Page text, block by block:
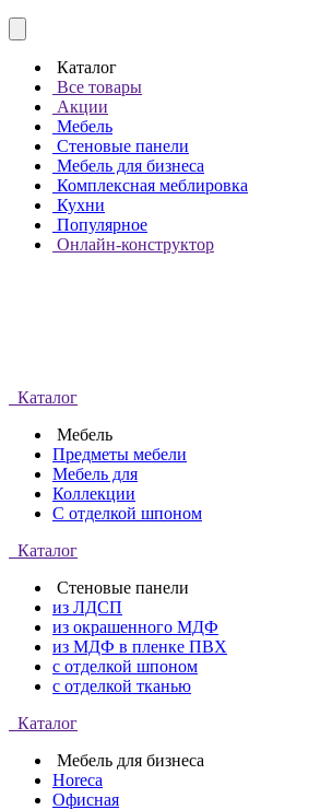
Каталог
Все товары
Акции
Мебель
Стеновые панели
Мебель для бизнеса
Комплексная меблировка
Кухни
Популярное
Онлайн-конструктор
Каталог
Мебель
Предметы мебели
Мебель для
Коллекции
С отделкой шпоном
Каталог
Стеновые панели
из ЛДСП
из окрашенного МДФ
из МДФ в пленке ПВХ
с отделкой шпоном
с отделкой тканью
Каталог
Мебель для бизнеса
Horeca
Офисная